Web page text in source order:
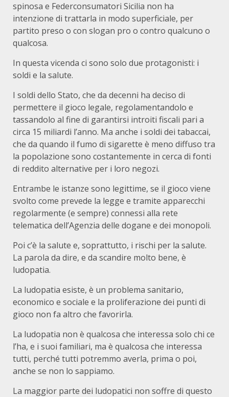
spinosa e Federconsumatori Sicilia non ha
intenzione di trattarla in modo superficiale, per
partito preso o con slogan pro o contro qualcuno o
qualcosa.
In questa vicenda ci sono solo due protagonisti: i
soldi e la salute.
I soldi dello Stato, che da decenni ha deciso di
permettere il gioco legale, regolamentandolo e
tassandolo al fine di garantirsi introiti fiscali pari a
circa 15 miliardi l’anno. Ma anche i soldi dei tabaccai,
che da quando il fumo di sigarette è meno diffuso tra
la popolazione sono costantemente in cerca di fonti
di reddito alternative per i loro negozi.
Entrambe le istanze sono legittime, se il gioco viene
svolto come prevede la legge e tramite apparecchi
regolarmente (e sempre) connessi alla rete
telematica dell’Agenzia delle dogane e dei monopoli.
Poi c’è la salute e, soprattutto, i rischi per la salute.
La parola da dire, e da scandire molto bene, è
ludopatia.
La ludopatia esiste, è un problema sanitario,
economico e sociale e la proliferazione dei punti di
gioco non fa altro che favorirla.
La ludopatia non è qualcosa che interessa solo chi ce
l’ha, e i suoi familiari, ma è qualcosa che interessa
tutti, perché tutti potremmo averla, prima o poi,
anche se non lo sappiamo.
La maggior parte dei ludopatici non soffre di questo